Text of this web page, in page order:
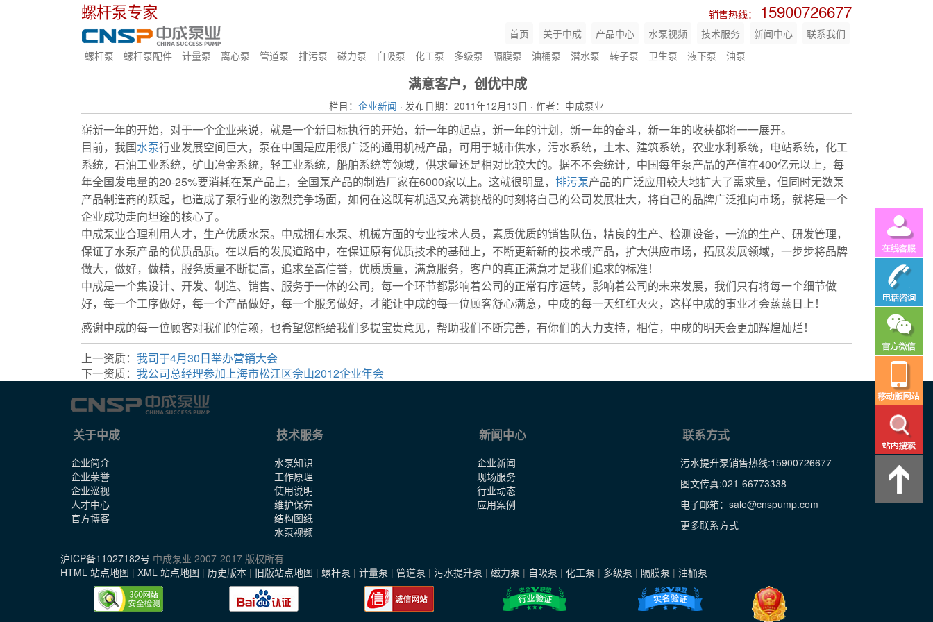
螺杆泵专家 销售热线： 15900726677
首页 关于中成 产品中心 水泵视频 技术服务 新闻中心
联系我们
螺杆泵
螺杆泵配件 计量泵 离心泵 管道泵 排污泵 磁力泵 自吸泵 化工泵 多级泵 隔膜泵 油桶泵 潜水泵 转子泵 卫生泵 液下泵 油泵
满意客户，创优中成
栏目： 企业新闻 · 发布日期：2011年12月13日 · 作者：中成泵业
崭新一年的开始，对于一个企业来说，就是一个新目标执行的开始，新一年的起点，新一年的计划，新一年的奋斗，新一年的收获都将一一展开。
目前，我国水泵行业发展空间巨大，泵在中国是应用很广泛的通用机械产品，可用于城市供水，污水系统，土木、建筑系统，农业水利系统，电站系统，化工
系统，石油工业系统，矿山冶金系统，轻工业系统，船舶系统等领域，供求量还是相对比较大的。据不不会统计，中国每年泵产品的产值在400亿元以上，每
年全国发电量的20-25%要消耗在泵产品上，全国泵产品的制造厂家在6000家以上。这就很明显， 排污泵产品的广泛应用较大地扩大了需求量，但同时无数泵
产品制造商的跃起，也造成了泵行业的激烈竞争场面，如何在这既有机遇又充满挑战的时刻将自己的公司发展壮大，将自己的品牌广泛推向市场，就将是一个
企业成功走向坦途的核心了。
中成泵业合理利用人才，生产优质水泵。中成拥有水泵、机械方面的专业技术人员，素质优质的销售队伍，精良的生产、检测设备，一流的生产、研发管理，
保证了水泵产品的优质品质。在以后的发展道路中，在保证原有优质技术的基础上，不断更新新的技术或产品，扩大供应市场，拓展发展领域，一步步将品牌
做大，做好，做精，服务质量不断提高，追求至高信誉，优质质量，满意服务，客户的真正满意才是我们追求的标准！
中成是一个集设计、开发、制造、销售、服务于一体的公司，每一个环节都影响着公司的正常有序运转，影响着公司的未来发展，我们只有将每一个细节做
好，每一个工序做好，每一个产品做好，每一个服务做好，才能让中成的每一位顾客舒心满意，中成的每一天红红火火，这样中成的事业才会蒸蒸日上！
感谢中成的每一位顾客对我们的信赖，也希望您能给我们多提宝贵意见，帮助我们不断完善，有你们的大力支持，相信，中成的明天会更加辉煌灿烂！
上一资质： 我司于4月30日举办营销大会
下一资质： 我公司总经理参加上海市松江区佘山2012企业年会
关于中成
企业简介
企业荣誉
企业巡视
人才中心
官方博客
技术服务
水泵知识
工作原理
使用说明
维护保养
结构图纸
水泵视频
新闻中心
企业新闻
现场服务
行业动态
应用案例
联系方式
污水提升泵销售热线:15900726677
图文传真:021-66773338
电子邮箱：sale@cnspump.com
更多联系方式
沪ICP备11027182号 中成泵业 2007-2017 版权所有
HTML 站点地图 | XML 站点地图 | 历史版本 | 旧版站点地图 | 螺杆泵 | 计量泵 | 管道泵 | 污水提升泵 | 磁力泵 | 自吸泵 | 化工泵 | 多级泵 | 隔膜泵 | 油桶泵